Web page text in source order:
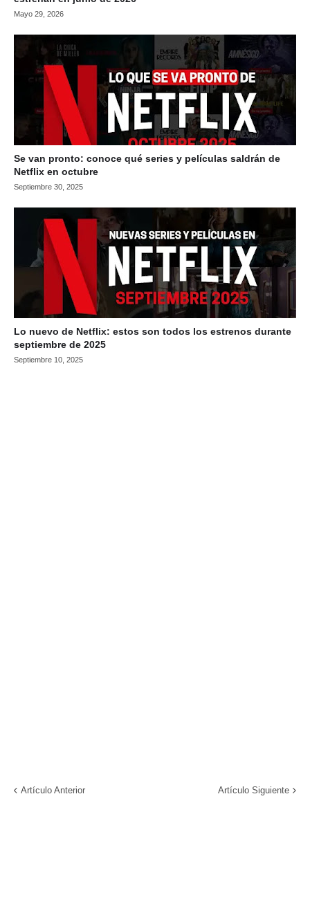
Mayo 29, 2026
Se van pronto: conoce qué series y películas saldrán de
Netflix en octubre
Septiembre 30, 2025
Lo nuevo de Netflix: estos son todos los estrenos durante
septiembre de 2025
Septiembre 10, 2025
Artículo Anterior Artículo Siguiente